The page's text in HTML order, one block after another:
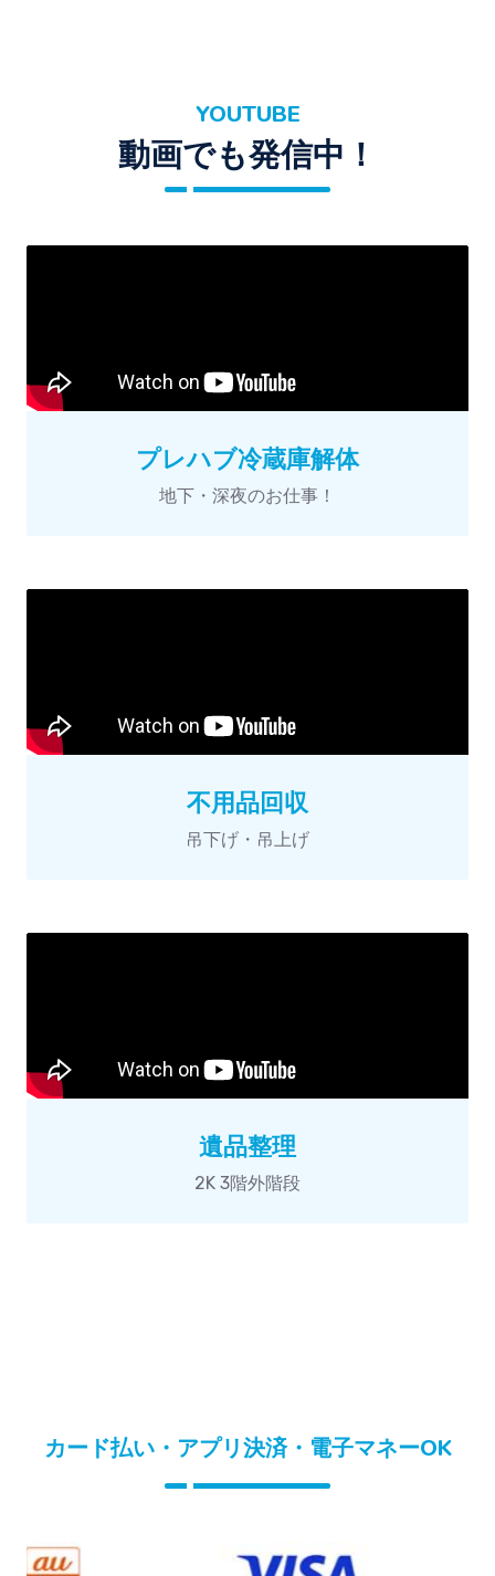
YOUTUBE
動画でも発信中！
プレハブ冷蔵庫解体
地下・深夜のお仕事！
不用品回収
吊下げ・吊上げ
遺品整理
2K 3階外階段
カード払い・アプリ決済・電子マネーOK